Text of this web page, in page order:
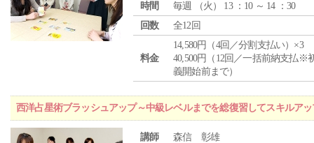
時間
毎週 （火 ） 13 ：10 ～ 14 ：30
回数
全12回
料金
14,580円（4回／分割支払い）×3
40,500円（12回／一括前納支払※
義開始前まで）
西洋占星術ブラッシュアップ～中級レベルまでを総復習してスキルア
講師
森信 彰雄